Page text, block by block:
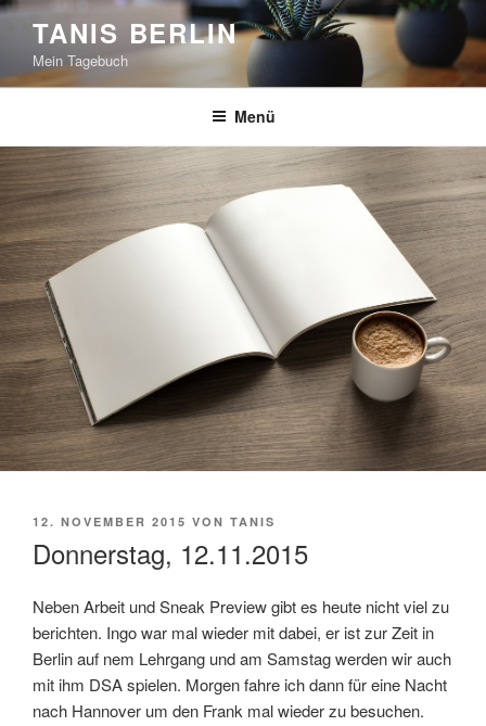
Zum
springen
TANIS BERLIN
Mein Tagebuch
Menü
VERÖFFENTLICHT
12. NOVEMBER 2015 VON TANIS
Donnerstag, 12.11.2015
Neben Arbeit und Sneak Preview gibt es heute nicht viel zu
berichten. Ingo war mal wieder mit dabei, er ist zur Zeit in
Berlin auf nem Lehrgang und am Samstag werden wir auch
mit ihm DSA spielen. Morgen fahre ich dann für eine Nacht
nach Hannover um den Frank mal wieder zu besuchen.